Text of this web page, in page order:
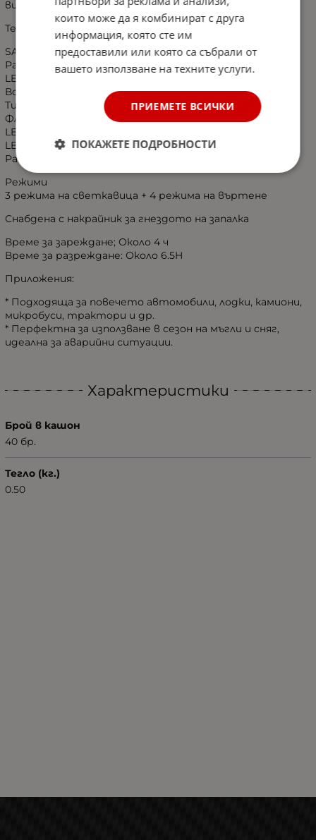
вибрации - дизайн за външна употреба
Технически данни:
SAE, ECE R65, EMC R10
Работно напрежение: 12-24V
LED мощност: 14W
Водоустойчива: IP67
Тип: Магнитна стойка + Монтаж на вендуза (вакуум)
Флаш модели: 7
LED цвят: жулт / оранжев
LED Диоди: 30 БР
Работна температура: -40°C~65°C
Режими
3 режима на светкавица + 4 режима на въртене
Снабдена с накрайник за гнездото на запалка
Време за зареждане; Около 4 ч
Време за разреждане: Около 6.5H
Приложения:
* Подходяща за повечето автомобили, лодки, камиони,
микробуси, трактори и др.
* Перфектна за използване в сезон на мъгли и сняг,
идеална за аварийни ситуации.
Характеристики
Брой в кашон
40 бр.
Тегло (кг.)
0.50
които може да я комбинират с друга
информация, която сте им
предоставили или която са събрали от
вашето използване на техните услуги.
ПРИЕМЕТЕ ВСИЧКИ
ПОКАЖЕТЕ ПОДРОБНОСТИ